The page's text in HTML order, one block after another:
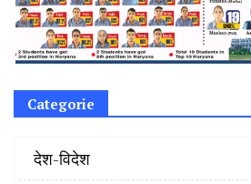
Categorie
‌ देश-विदेश